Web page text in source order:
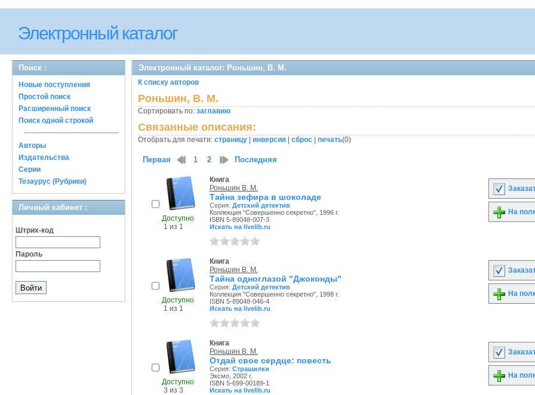
Электронный каталог
Поиск :
Новые поступления
Простой поиск
Расширенный поиск
Поиск одной строкой
Авторы
Издательства
Серии
Тезаурус (Рубрики)
Личный кабинет :
Штрих-код
Пароль
Электронный каталог: Роньшин, В. М.
К списку авторов
Роньшин, В. М.
Сортировать по: заглавию
Связанные описания:
Отобрать для печати: страницу инверсия сброс печать(0)
Первая 1 2 Последняя
Доступно
1 из 1
Книга
Роньшин В. М.
Тайна зефира в шоколаде
Серия: Детский детектив
Коллекция "Совершенно секретно", 1996 г.
ISBN 5-89048-007-3
Искать на livelib.ru
На
Доступно
1 из 1
Книга
Роньшин В. М.
Тайна одноглазой "Джоконды"
Серия: Детский детектив
Коллекция "Совершенно секретно", 1998 г.
ISBN 5-89048-046-4
Искать на livelib.ru
На
Доступно
3 из 3
Книга
Роньшин В. М.
Отдай свое сердце: повесть
Серия: Страшилки
Эксмо, 2002 г.
ISBN 5-699-00189-1
Искать на livelib.ru
На